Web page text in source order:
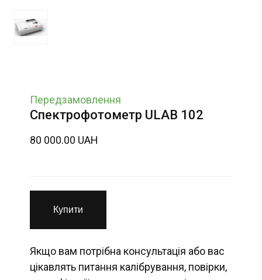
Передзамовлення
Спектрофотометр ULAB 102
80 000.00 UAH
Купити
Якщо вам потрібна консультація або вас
цікавлять питання калібрування, повірки,